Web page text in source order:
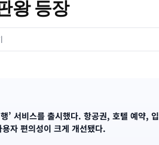
왕 등장
’ 서비스를 출시했다. 항공권, 호텔 예약,
자 편의성이 크게 개선됐다.